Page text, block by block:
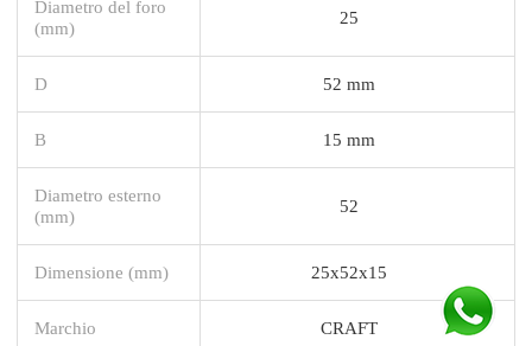
Diametro del foro
(mm)
25
D 52 mm
B 15 mm
Diametro esterno
(mm)
52
Dimensione (mm) 25x52x15
Marchio CRAFT